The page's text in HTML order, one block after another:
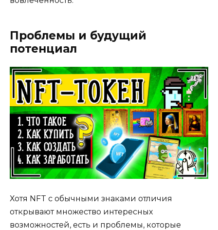
Проблемы и будущий
потенциал
Хотя NFT с обычными знаками отличия
открывают множество интересных
возможностей, есть и проблемы, которые